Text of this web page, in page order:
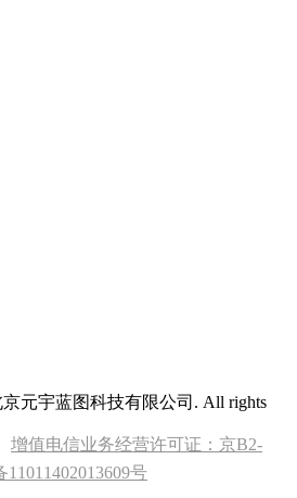
京元宇蓝图科技有限公司. All rights
增值电信业务经营许可证：京B2-
号